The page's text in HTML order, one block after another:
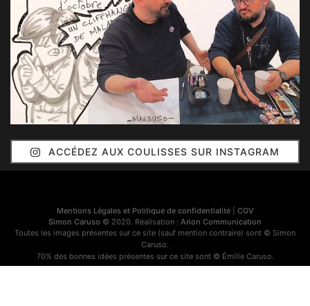
ACCÉDEZ AUX COULISSES SUR INSTAGRAM
Mentions Légales et Politique de confidentialité| CGV
Simon Caruso © 2020. Réalisation : Arion Communication
Toutes les images présentes sur ce site (sauf mention contraire) sont © Simon
Caruso.
70% des bonnes idées présentes sur ce site sont © Émilie Caruso.